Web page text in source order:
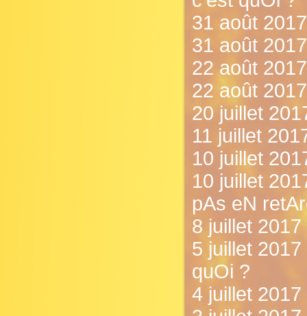
31 août
31 août
22 août
22 août
20 juillet
11 juillet
10 juillet
10 juillet
pAs eN
8 juillet
5 juillet
quOi ?
4 juillet